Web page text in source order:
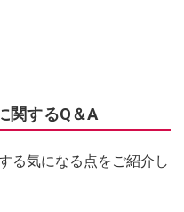
関するQ＆A
る気になる点をご紹介し